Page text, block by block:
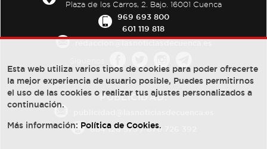
Plaza de los Carros, 2. Bajo. 16001 Cuenca
969 693 800
601 119 818
PUBLICIDAD:
684 126 573/670 726 392
Esta web utiliza varios tipos de cookies para poder ofrecerte
la mejor experiencia de usuario posible, Puedes permitirnos
el uso de las cookies o realizar tus ajustes personalizados a
continuación.
Más información: Política de Cookies.